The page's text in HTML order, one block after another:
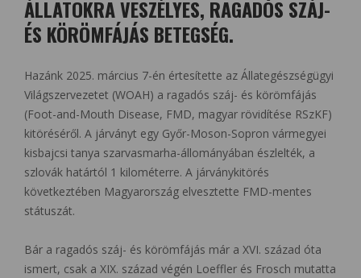
ÁLLATOKRA VESZÉLYES, RAGADÓS SZÁJ-
ÉS KÖRÖMFÁJÁS BETEGSÉG.
Hazánk 2025. március 7-én értesítette az Állategészségügyi
Világszervezetet (WOAH) a ragadós száj- és körömfájás
(Foot-and-Mouth Disease, FMD, magyar rövidítése RSzKF)
kitöréséről. A járványt egy Győr-Moson-Sopron vármegyei
kisbajcsi tanya szarvasmarha-állományában észlelték, a
szlovák határtól 1 kilométerre. A járványkitörés
következtében Magyarország elvesztette FMD-mentes
státuszát.
Bár a ragadós száj- és körömfájás már a XVI. század óta
ismert, csak a XIX. század végén Loeffler és Frosch mutatta